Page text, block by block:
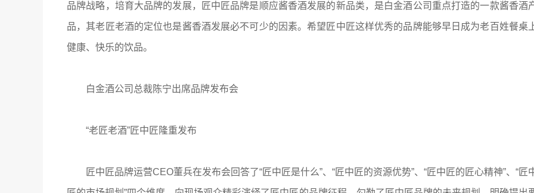
品牌战略，培育大品牌的发展，匠中匠品牌是顺应酱香酒发展的新品类，是白金酒公司重点打造的一款酱香酒
品，其老匠老酒的定位也是酱香酒发展必不可少的因素。希望匠中匠这样优秀的品牌能够早日成为老百姓餐桌
健康、快乐的饮品。
白金酒公司总裁陈宁出席品牌发布会
“老匠老酒”匠中匠隆重发布
匠中匠品牌运营CEO董兵在发布会回答了“匠中匠是什么”、“匠中匠的资源优势”、“匠中匠的匠心精神”、“匠